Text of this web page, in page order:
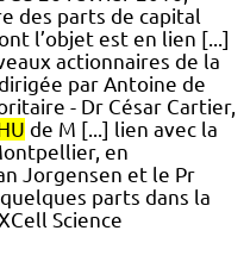
des parts de capital
l’objet est en lien [...]
actionnaires de la
par Antoine de
- Dr César Cartier,
de M [...] lien avec la
en
Jorgensen et le Pr
parts dans la
Science